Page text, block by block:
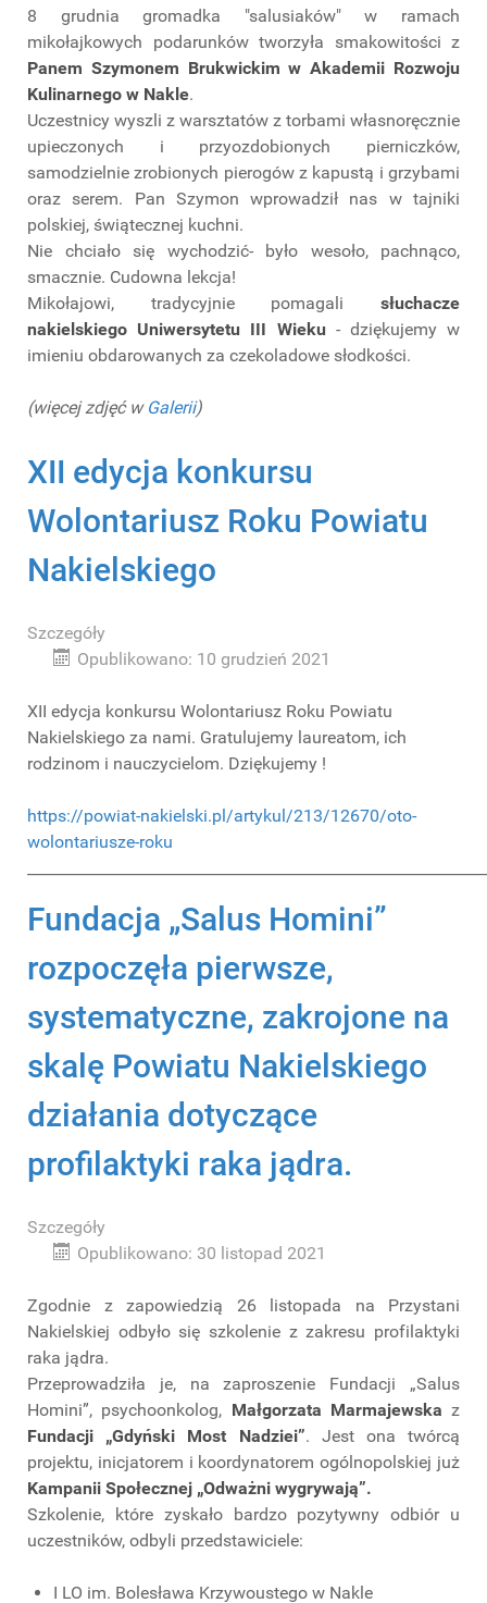
8 grudnia gromadka "salusiaków" w ramach
mikołajkowych podarunków tworzyła smakowitości z
Panem Szymonem Brukwickim w Akademii Rozwoju
Kulinarnego w Nakle.
Uczestnicy wyszli z warsztatów z torbami własnoręcznie
upieczonych i przyozdobionych pierniczków,
samodzielnie zrobionych pierogów z kapustą i grzybami
oraz serem. Pan Szymon wprowadził nas w tajniki
polskiej, świątecznej kuchni.
Nie chciało się wychodzić- było wesoło, pachnąco,
smacznie. Cudowna lekcja!
Mikołajowi, tradycyjnie pomagali słuchacze
nakielskiego Uniwersytetu III Wieku - dziękujemy w
imieniu obdarowanych za czekoladowe słodkości.
(więcej zdjęć w Galerii)
XII edycja konkursu
Wolontariusz Roku Powiatu
Nakielskiego
Szczegóły
Opublikowano: 10 grudzień 2021
XII edycja konkursu Wolontariusz Roku Powiatu
Nakielskiego za nami. Gratulujemy laureatom, ich
rodzinom i nauczycielom. Dziękujemy !
https://powiat-nakielski.pl/artykul/213/12670/oto-
wolontariusze-roku
Fundacja „Salus Homini”
rozpoczęła pierwsze,
systematyczne, zakrojone na
skalę Powiatu Nakielskiego
działania dotyczące
profilaktyki raka jądra.
Szczegóły
Opublikowano: 30 listopad 2021
Zgodnie z zapowiedzią 26 listopada na Przystani
Nakielskiej odbyło się szkolenie z zakresu profilaktyki
raka jądra.
Przeprowadziła je, na zaproszenie Fundacji „Salus
Homini”, psychoonkolog, Małgorzata Marmajewska z
Fundacji „Gdyński Most Nadziei”. Jest ona twórcą
projektu, inicjatorem i koordynatorem ogólnopolskiej już
Kampanii Społecznej „Odważni wygrywają”.
Szkolenie, które zyskało bardzo pozytywny odbiór u
uczestników, odbyli przedstawiciele:
I LO im. Bolesława Krzywoustego w Nakle